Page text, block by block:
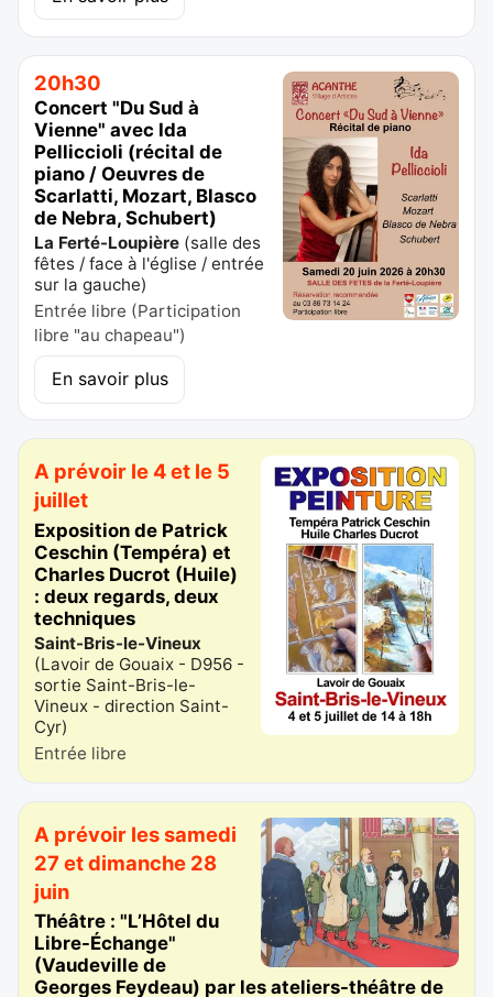
20h30
Concert "Du Sud à
Vienne" avec Ida
Pelliccioli (récital de
piano / Oeuvres de
Scarlatti, Mozart, Blasco
de Nebra, Schubert)
La Ferté-Loupière (salle des
fêtes / face à l'église / entrée
sur la gauche)
Entrée libre (Participation
libre "au chapeau")
En savoir plus
A prévoir le 4 et le 5
juillet
Exposition de Patrick
Ceschin (Tempéra) et
Charles Ducrot (Huile)
: deux regards, deux
techniques
Saint-Bris-le-Vineux
(Lavoir de Gouaix - D956 -
sortie Saint-Bris-le-
Vineux - direction Saint-
Cyr)
Entrée libre
A prévoir les samedi
27 et dimanche 28
juin
Théâtre : "L’Hôtel du
Libre-Échange"
(Vaudeville de
Georges Feydeau) par les ateliers-théâtre de